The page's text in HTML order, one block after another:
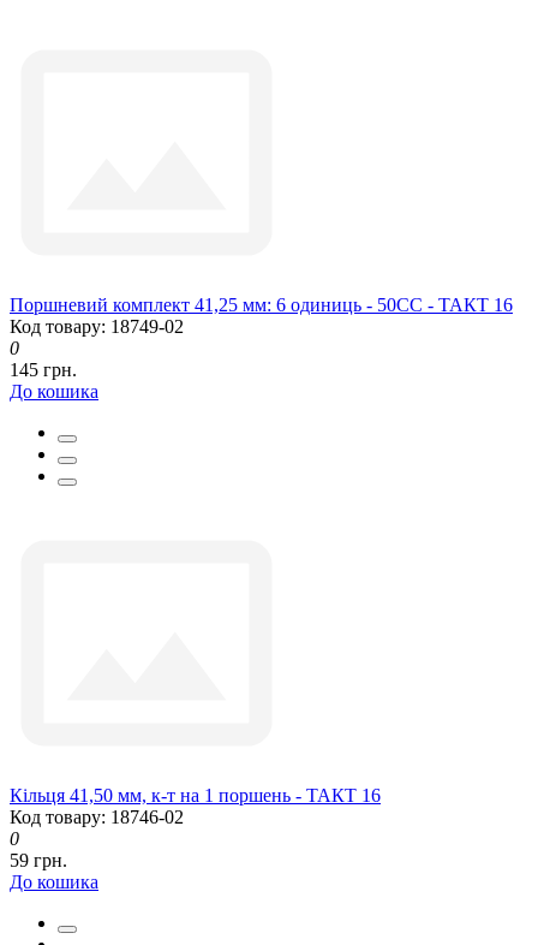
Поршневий комплект 41,25 мм: 6 одиниць - 50CC - ТАКТ 16
Код товару: 18749-02
0
145 грн.
До кошика
Кільця 41,50 мм, к-т на 1 поршень - ТАКТ 16
Код товару: 18746-02
0
59 грн.
До кошика